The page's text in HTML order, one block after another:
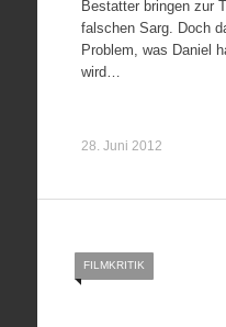
Bestatter bringen zur
falschen Sarg. Doch
Problem, was Daniel
wird…
28. Juni 2012
FILMKRITIK